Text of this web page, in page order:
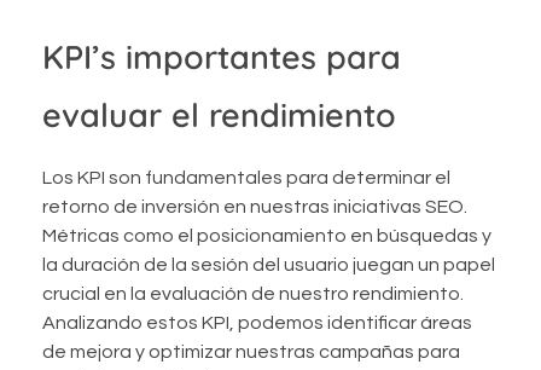
KPI’s importantes para
evaluar el rendimiento
Los KPI son fundamentales para determinar el
retorno de inversión en nuestras iniciativas SEO.
Métricas como el posicionamiento en búsquedas y
la duración de la sesión del usuario juegan un papel
crucial en la evaluación de nuestro rendimiento.
Analizando estos KPI, podemos identificar áreas
de mejora y optimizar nuestras campañas para